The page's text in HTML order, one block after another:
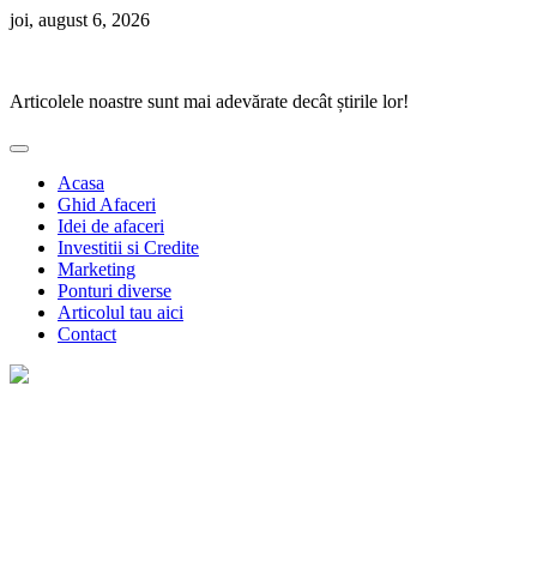
Skip
joi, august 6, 2026
Articolele noastre sunt mai adevărate decât știrile lor!
Acasa
Ghid Afaceri
Idei de afaceri
Investitii si Credite
Marketing
Ponturi diverse
Articolul tau aici
Contact